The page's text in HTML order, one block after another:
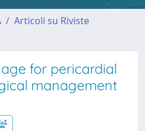
Articoli su Riviste
for pericardial
management